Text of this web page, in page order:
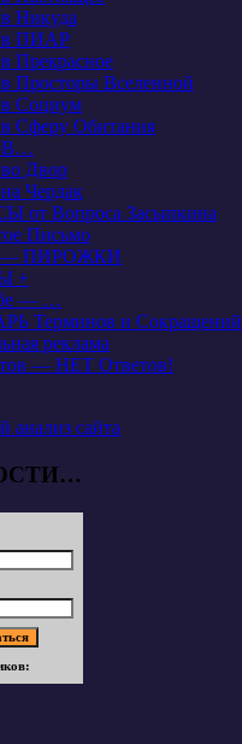
Никуда
ПИАР
Прекрасное
Вселенной
Социум
Сферу Обитания
В…
Двор
Чердак
от Вопроса Засыпкина
Письмо
ПИРОЖКИ
+
— …
Терминов и Сокращений
реклама
— НЕТ Ответов!